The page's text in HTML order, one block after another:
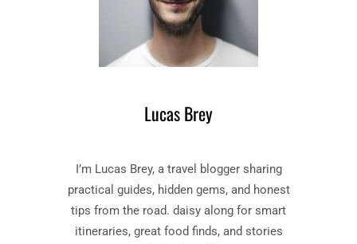
Lucas Brey
I’m Lucas Brey, a travel blogger sharing
practical guides, hidden gems, and honest
tips from the road. daisy along for smart
itineraries, great food finds, and stories